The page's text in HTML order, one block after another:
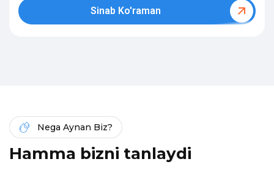
Sinab Ko'raman
Nega Aynan Biz?
Hamma bizni tanlaydi